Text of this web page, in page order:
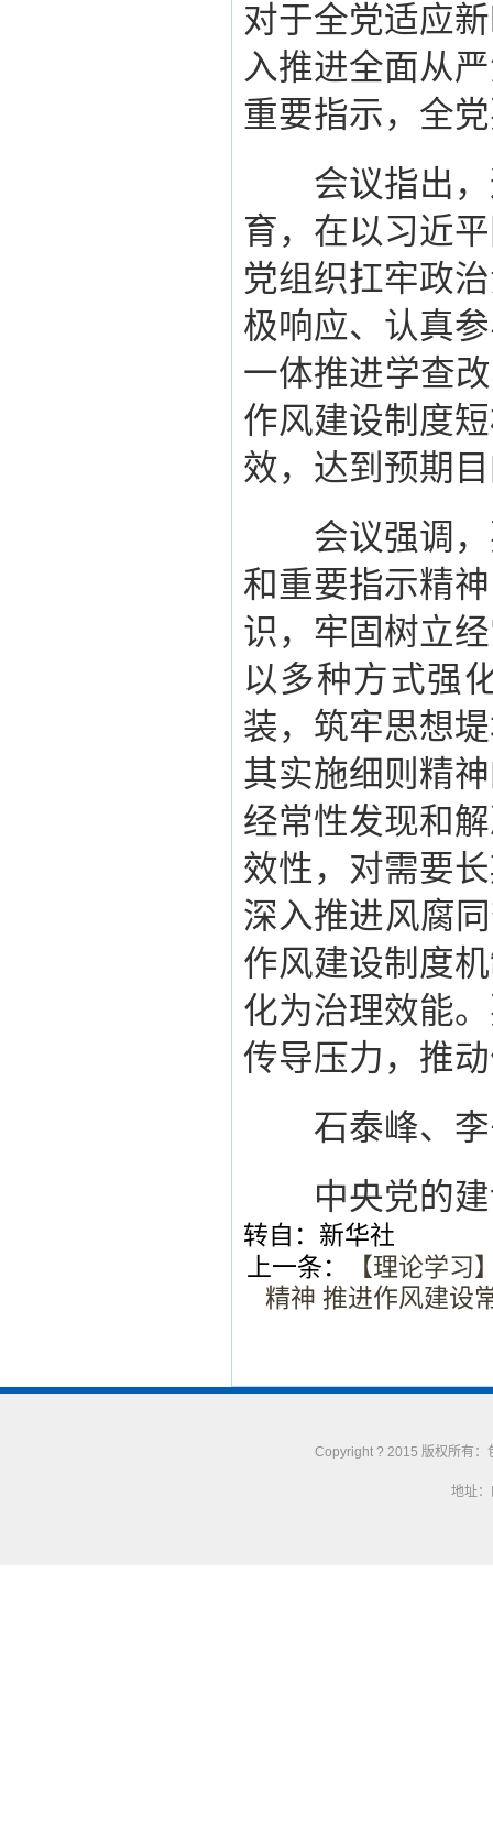
对于全党适应
入推进全面从
重要指示，全
会议指出，
育，在以习近
党组织扛牢政
极响应、认真
一体推进学查
作风建设制度
效，达到预期
会议强调，
和重要指示精
识，牢固树立
以多种方式强
装，筑牢思想
其实施细则精
经常性发现和
效性，对需要
深入推进风腐
作风建设制度
化为治理效能
传导压力，推
石泰峰、李
中央党的建
转自：新华社
上一条：
【理论学
精神 推进作风建设
Copyright ? 2015 版权所有：
地址